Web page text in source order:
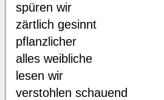
spüren wir
zärtlich gesinnt
pflanzlicher
alles weibliche
lesen wir
verstohlen schauend